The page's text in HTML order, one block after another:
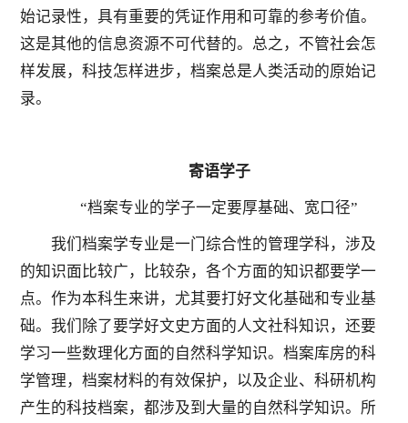
始记录性，具有重要的凭证作用和可靠的参考价值。
这是其他的信息资源不可代替的。总之，不管社会怎
样发展，科技怎样进步，档案总是人类活动的原始记
录。
寄语学子
“档案专业的学子一定要厚基础、宽口径”
我们档案学专业是一门综合性的管理学科，涉及
的知识面比较广，比较杂，各个方面的知识都要学一
点。作为本科生来讲，尤其要打好文化基础和专业基
础。我们除了要学好文史方面的人文社科知识，还要
学习一些数理化方面的自然科学知识。档案库房的科
学管理，档案材料的有效保护，以及企业、科研机构
产生的科技档案，都涉及到大量的自然科学知识。所